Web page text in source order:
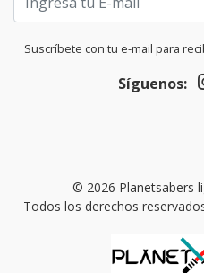
Suscríbete con tu e-mail para
Síguenos:
© 2026 Planetsabers
Todos los derechos